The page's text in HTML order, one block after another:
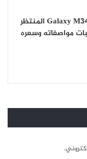
هاتف Galaxy M34 المنتظر
مواصفاته وسعره